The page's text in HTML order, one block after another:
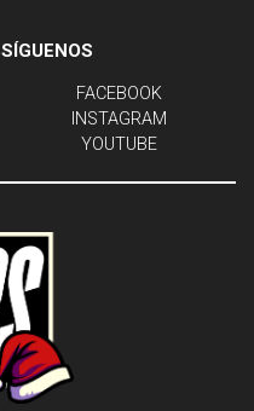
SÍGUENOS
FACEBOOK
INSTAGRAM
YOUTUBE